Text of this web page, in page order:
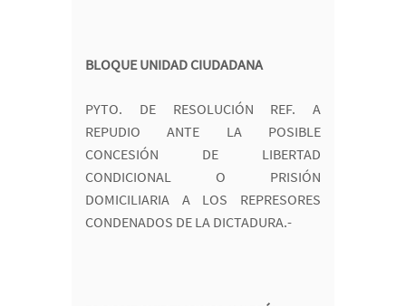
BLOQUE UNIDAD CIUDADANA
PYTO. DE RESOLUCIÓN REF. A
REPUDIO ANTE LA POSIBLE
CONCESIÓN DE LIBERTAD
CONDICIONAL O PRISIÓN
DOMICILIARIA A LOS REPRESORES
CONDENADOS DE LA DICTADURA.-